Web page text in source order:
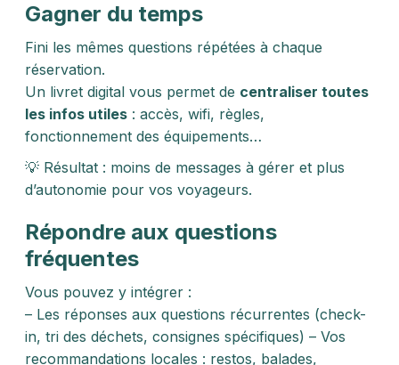
Gagner du temps
Fini les mêmes questions répétées à chaque
réservation.
Un livret digital vous permet de centraliser toutes
les infos utiles : accès, wifi, règles,
fonctionnement des équipements…
💡 Résultat : moins de messages à gérer et plus
d’autonomie pour vos voyageurs.
Répondre aux questions
fréquentes
Vous pouvez y intégrer :
– Les réponses aux questions récurrentes (check-
in, tri des déchets, consignes spécifiques) – Vos
recommandations locales : restos, balades,